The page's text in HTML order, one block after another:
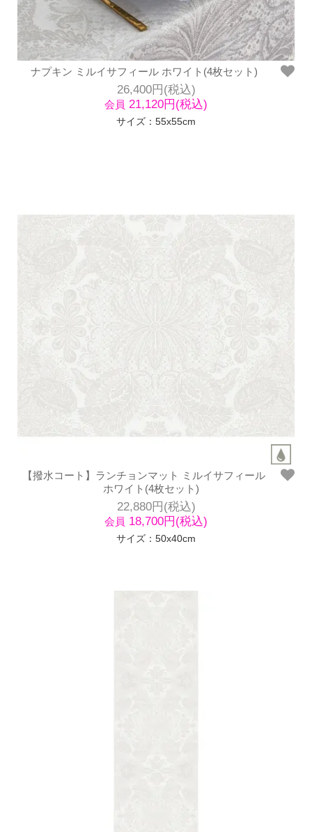
ナプキン ミルイサフィール ホワイト(4枚セット)
26,400円(税込)
会員 21,120円(税込)
サイズ：55x55cm
【撥水コート】ランチョンマット ミルイサフィール
ホワイト(4枚セット)
22,880円(税込)
会員 18,700円(税込)
サイズ：50x40cm